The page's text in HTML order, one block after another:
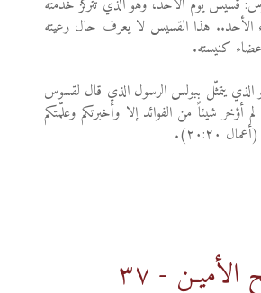
قسيس يوم الأحد، وهو الذي تتركز خدمته
هذا القسيس لا يعرف حال رعيته
كنيسته.
يتمثّل ببولس الرسول الذي قال لقسوس
شيئاً من الفوائد إلا وأخبرتكم وعلّمتكم
٢٠:٢٠).
- ٣٧